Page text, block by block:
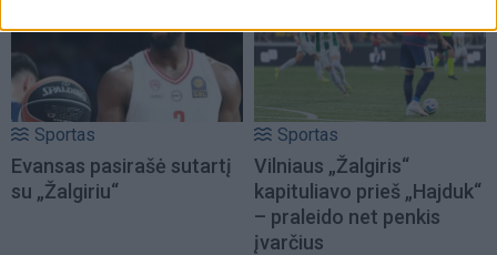
Sportas
Evansas pasirašė sutartį
su „Žalgiriu“
Sportas
Vilniaus „Žalgiris“
kapituliavo prieš „Hajduk“
– praleido net penkis
įvarčius